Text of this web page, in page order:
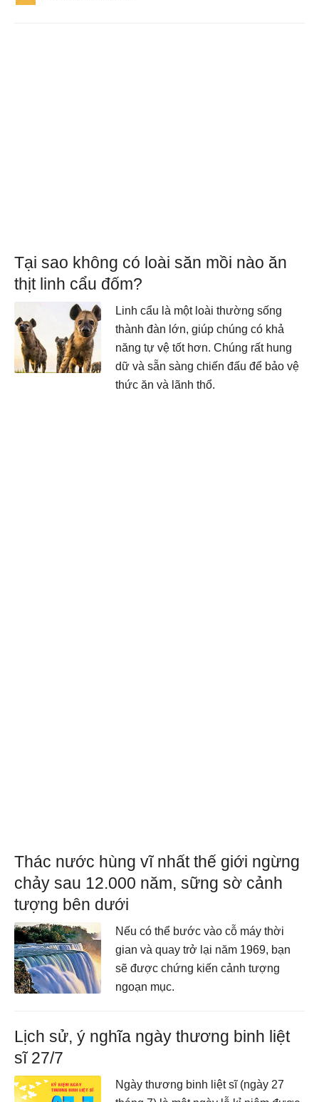
Tại sao không có loài săn mồi nào ăn
thịt linh cẩu đốm?
Linh cẩu là một loài thường sống
thành đàn lớn, giúp chúng có khả
năng tự vệ tốt hơn. Chúng rất hung
dữ và sẵn sàng chiến đấu để bảo vệ
thức ăn và lãnh thổ.
Thác nước hùng vĩ nhất thế giới ngừng
chảy sau 12.000 năm, sững sờ cảnh
tượng bên dưới
Nếu có thể bước vào cỗ máy thời
gian và quay trở lại năm 1969, bạn
sẽ được chứng kiến cảnh tượng
ngoạn mục.
Lịch sử, ý nghĩa ngày thương binh liệt
sĩ 27/7
Ngày thương binh liệt sĩ (ngày 27